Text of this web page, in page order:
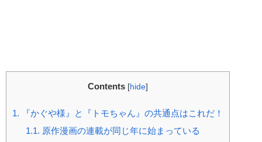
Contents [hide]
1. 『かぐや様』と『トモちゃん』の共通点はこれだ！
1.1. 原作漫画の連載が同じ年に始まっている